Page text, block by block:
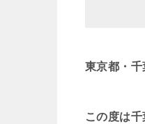
東京都・
この度は